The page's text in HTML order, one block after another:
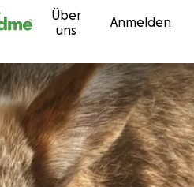
Über
uns
Anmelden